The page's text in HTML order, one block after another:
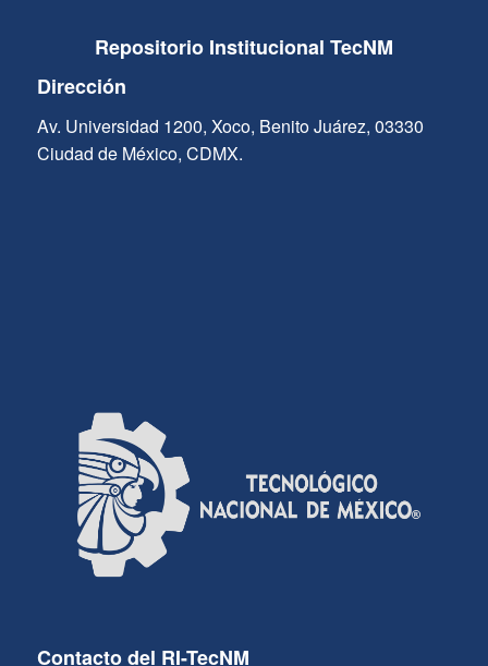
Repositorio Institucional TecNM
Dirección
Av. Universidad 1200, Xoco, Benito Juárez, 03330
Ciudad de México, CDMX.
Contacto del RI-TecNM